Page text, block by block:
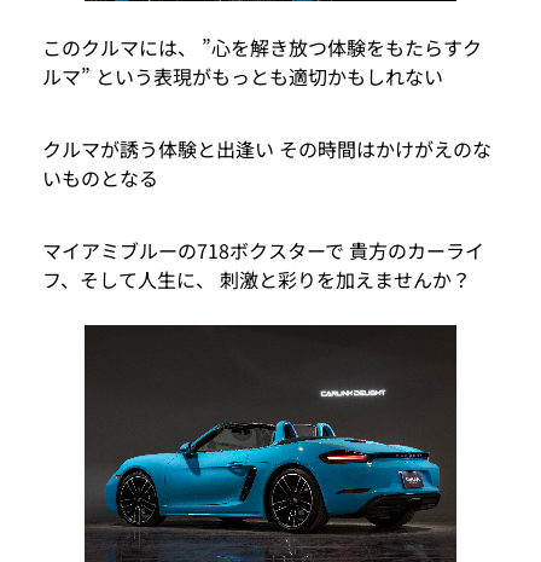
このクルマには、 ”心を解き放つ体験をもたらすク
ルマ” という表現がもっとも適切かもしれない
クルマが誘う体験と出逢い その時間はかけがえのな
いものとなる
マイアミブルーの718ボクスターで 貴方のカーライ
フ、そして人生に、 刺激と彩りを加えませんか？